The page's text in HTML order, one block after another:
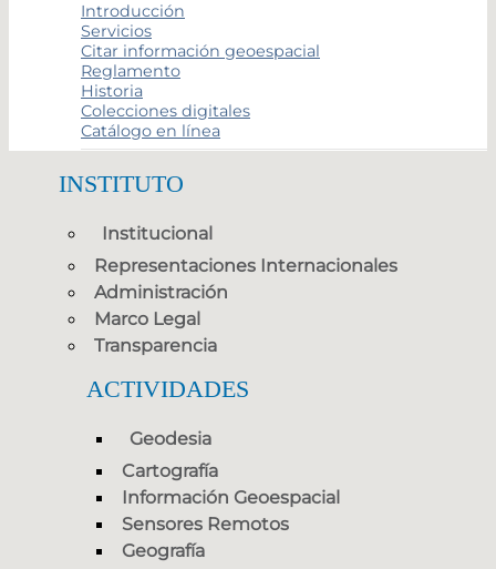
Introducción
Servicios
Citar información geoespacial
Reglamento
Historia
Colecciones digitales
Catálogo en línea
INSTITUTO
Institucional
Representaciones Internacionales
Administración
Marco Legal
Transparencia
ACTIVIDADES
Geodesia
Cartografía
Información Geoespacial
Sensores Remotos
Geografía